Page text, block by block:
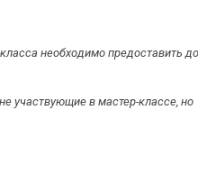
необходимо предоставить
участвующие в мастер-классе, но